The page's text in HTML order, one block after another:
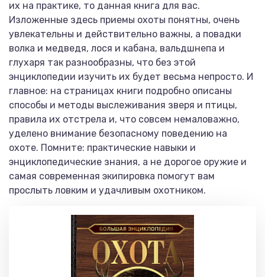
их на практике, то данная книга для вас.
Изложенные здесь приемы охоты понятны, очень
увлекательны и действительно важны, а повадки
волка и медведя, лося и кабана, вальдшнепа и
глухаря так разнообразны, что без этой
энциклопедии изучить их будет весьма непросто. И
главное: на страницах книги подробно описаны
способы и методы выслеживания зверя и птицы,
правила их отстрела и, что совсем немаловажно,
уделено внимание безопасному поведению на
охоте. Помните: практические навыки и
энциклопедические знания, а не дорогое оружие и
самая современная экипировка помогут вам
прослыть ловким и удачливым охотником.